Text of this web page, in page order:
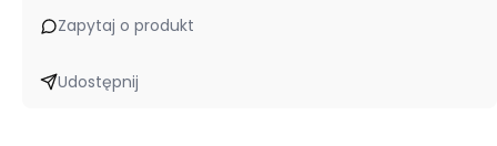
Zapytaj o produkt
Udostępnij